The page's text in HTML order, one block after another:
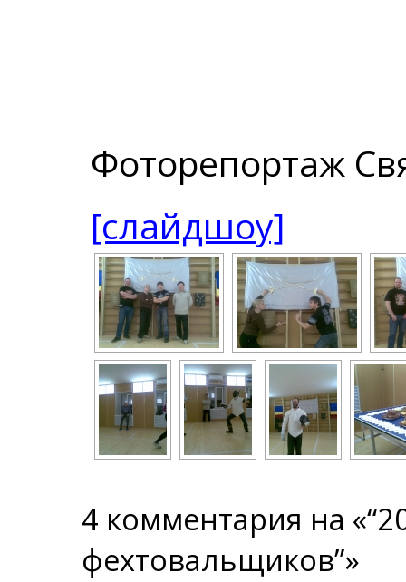
Фоторепортаж
[слайдшоу]
4 комментария на
фехтовальщиков”»